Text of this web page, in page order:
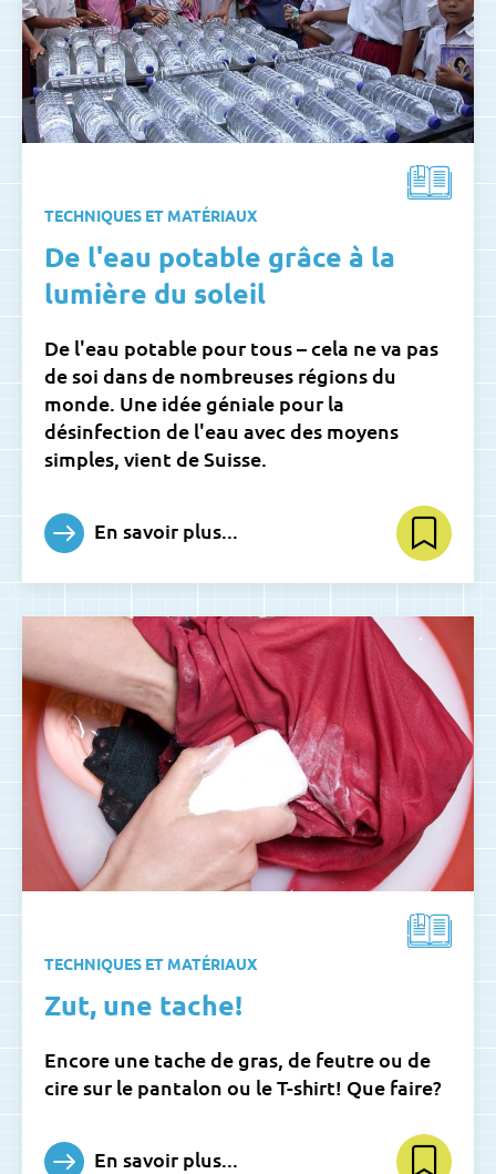
TECHNIQUES ET MATÉRIAUX
De l'eau potable grâce à la
lumière du soleil
De l'eau potable pour tous – cela ne va pas
de soi dans de nombreuses régions du
monde. Une idée géniale pour la
désinfection de l'eau avec des moyens
simples, vient de Suisse.
En savoir plus...
TECHNIQUES ET MATÉRIAUX
Zut, une tache!
Encore une tache de gras, de feutre ou de
cire sur le pantalon ou le T-shirt! Que faire?
En savoir plus...